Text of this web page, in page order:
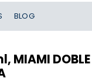
BLOG
MIAMI DOBLE